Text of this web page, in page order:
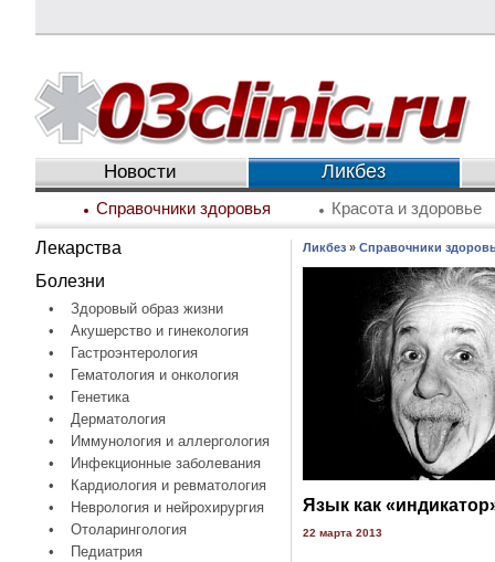
Новости Ликбез
Справочники здоровья Красота и здоровье
Лекарства
Болезни
•
Здоровый образ жизни
•
Акушерство и гинекология
•
Гастроэнтерология
•
Гематология и онкология
•
Генетика
•
Дерматология
•
Иммунология и аллергология
•
Инфекционные заболевания
•
Кардиология и ревматология
•
Неврология и нейрохирургия
•
Отоларингология
•
Педиатрия
Ликбез» Справочники
Язык как
22 марта 2013